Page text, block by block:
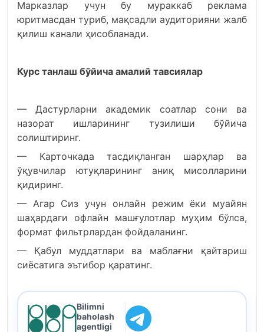
Марказлар учун бу мураккаб реклама
юритмасдан туриб, мақсадли аудиторияни жалб
қилиш канали ҳисобланади.
Курс танлаш бўйича амалий тавсиялар
— Дастурларни академик соатлар сони ва
назорат ишларининг тузилиши бўйича
солиштиринг.
— Карточкада тасдиқланган шарҳлар ва
ўқувчилар ютуқларининг аниқ мисолларини
қидиринг.
— Агар Сиз учун онлайн режим ёки муайян
шаҳардаги офлайн машғулотлар муҳим бўлса,
формат фильтрлардан фойдаланинг.
— Қабул муддатлари ва маблағни қайтариш
сиёсатига эътибор қаратинг.
Bilimni
baholash
agentligi